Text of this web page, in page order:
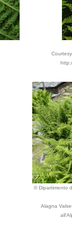
© Dipartimento
Alagna